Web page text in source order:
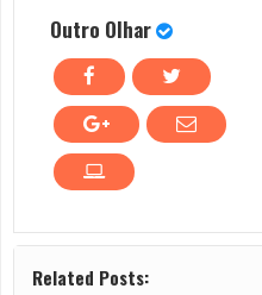
Outro Olhar
Related Posts: